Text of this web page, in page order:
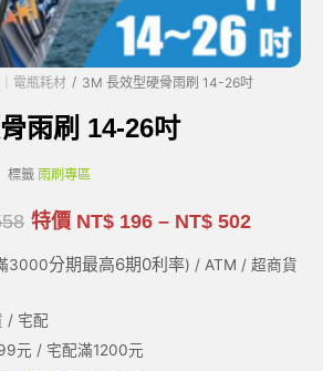
電瓶耗材 / 3M 長效型硬骨雨刷 14-26吋
雨刷 14-26吋
標籤 雨刷專區
特價 NT$ 196 – NT$ 502
3000分期最高6期0利率) / ATM / 超商貨
/ 宅配
元 / 宅配滿1200元